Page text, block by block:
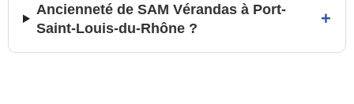
Ancienneté de SAM Vérandas à Port-
Saint-Louis-du-Rhône ?
+